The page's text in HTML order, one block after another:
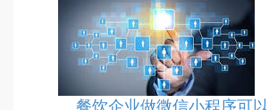
餐饮企业做微信小程序可以